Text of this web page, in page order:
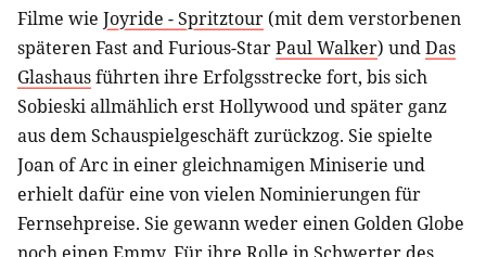
Filme wie Joyride - Spritztour (mit dem verstorbenen
späteren Fast and Furious-StarPaul Walker) undDas
Glashausführten ihre Erfolgsstrecke fort, bis sich
Sobieski allmählich erst Hollywood und später ganz
aus dem Schauspielgeschäft zurückzog. Sie spielte
Joan of Arc in einer gleichnamigen Miniserie und
erhielt dafür eine von vielen Nominierungen für
Fernsehpreise. Sie gewann weder einen Golden Globe